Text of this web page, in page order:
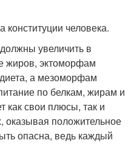
конституции человека.
увеличить в
жиров, эктоморфам
а мезоморфам
по белкам, жирам и
как свои плюсы, так и
положительное
опасна, ведь каждый